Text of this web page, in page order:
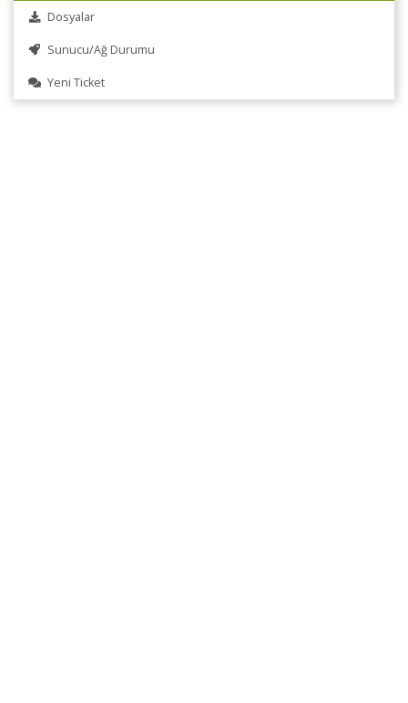
Dosyalar
Sunucu/Ağ Durumu
Yeni Ticket